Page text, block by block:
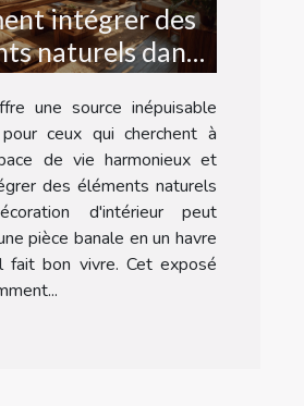
intégrer des
naturels dans
décoration
une source inépuisable
ceux qui cherchent à
de vie harmonieux et
des éléments naturels
d'intérieur peut
pièce banale en un havre
fait bon vivre. Cet exposé